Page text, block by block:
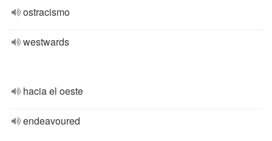
ostracismo
westwards
hacia el oeste
endeavoured